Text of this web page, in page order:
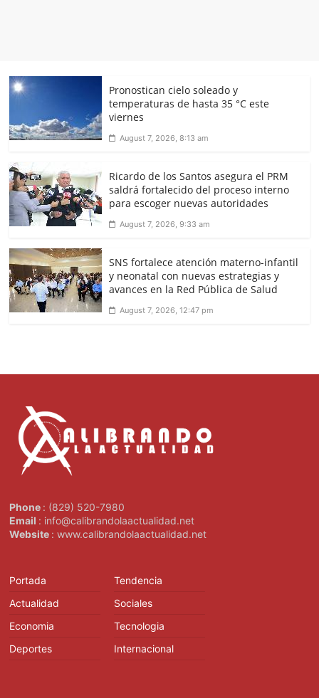
Pronostican cielo soleado y
temperaturas de hasta 35 °C este
viernes
August 7, 2026, 8:13 am
Ricardo de los Santos asegura el PRM
saldrá fortalecido del proceso interno
para escoger nuevas autoridades
August 7, 2026, 9:33 am
SNS fortalece atención materno-infantil
y neonatal con nuevas estrategias y
avances en la Red Pública de Salud
August 7, 2026, 12:47 pm
Phone : (829) 520-7980
Email : info@calibrandolaactualidad.net
Website : www.calibrandolaactualidad.net
Portada
Actualidad
Economia
Deportes
Tendencia
Sociales
Tecnologia
Internacional